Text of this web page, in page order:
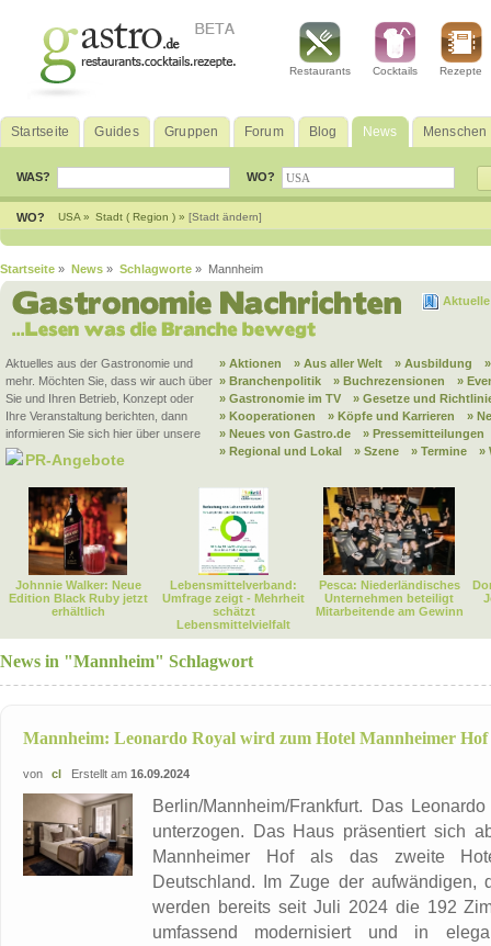
Restaurants Cocktails Rezepte
Startseite Guides Gruppen Forum Blog News Menschen
WAS? WO?
WO? USA » Stadt ( Region ) » [Stadt ändern]
Startseite » News » Schlagworte » Mannheim
Aktuelles aus der Gastronomie und
mehr. Möchten Sie, dass wir auch über
Sie und Ihren Betrieb, Konzept oder
Ihre Veranstaltung berichten, dann
informieren Sie sich hier über unsere
PR-Angebote
» Aktionen » Aus aller Welt » Ausbildung
» Branchenpolitik
» Buchrezensionen
»
» Gastronomie im TV
» Gesetze und
» Kooperationen
» Köpfe und Karrieren
»
» Neues von Gastro.de
» Pressemitteilungen
» Regional und Lokal
» Szene » Termine »
Johnnie Walker: Neue
Edition Black Ruby jetzt
erhältlich
Lebensmittelverband:
Umfrage zeigt - Mehrheit
schätzt
Lebensmittelvielfalt
Pesca: Niederländisches
Unternehmen beteiligt
Mitarbeitende am Gewinn
News in "Mannheim" Schlagwort
Mannheim: Leonardo Royal wird zum Hotel Mannheimer Hof
von cl Erstellt am 16.09.2024
Berlin/Mannheim/Frankfurt. Das
unterzogen. Das Haus präsentiert sich
Mannheimer Hof als das zweite
Deutschland. Im Zuge der aufwändigen,
werden bereits seit Juli 2024 die 192
umfassend modernisiert und in